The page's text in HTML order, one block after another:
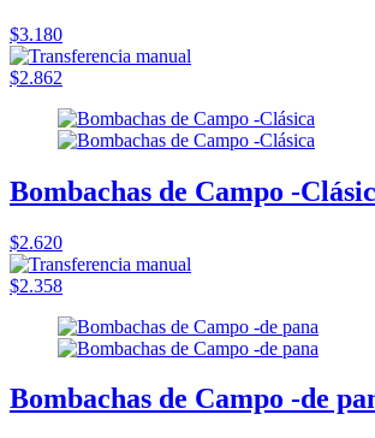
$3.180
$2.862
Bombachas de Campo -
$2.620
$2.358
Bombachas de Campo -de